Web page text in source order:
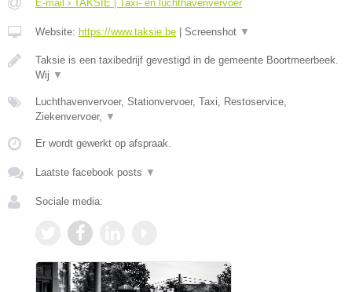
E-mail › TAKSIE | Taxi- en luchthavenvervoer
Website: https://www.taksie.be Screenshot ▼
Taksie is een taxibedrijf gevestigd in de gemeente Boortmeerbeek.
Wij ▼
Luchthavenvervoer, Stationvervoer, Taxi, Restoservice,
Ziekenvervoer,
▼
Er wordt gewerkt op afspraak.
Laatste facebook posts ▼
Sociale media: